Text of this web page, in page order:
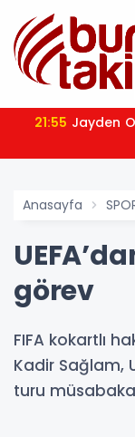
21:55 Jayden
Anasayfa
görev
FIFA kokartlı
Kadir Sağlam,
turu